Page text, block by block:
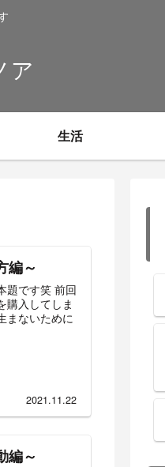
ア
生活
編～
題です笑 前回
購入してしま
まないために
2021.11.22
編～